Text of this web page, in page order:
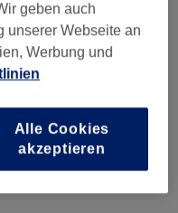
&
ab 20 €
(4)
3) ab 19 €
geben auch
unserer Webseite an
Werbung und
Alle Cookies
akzeptieren